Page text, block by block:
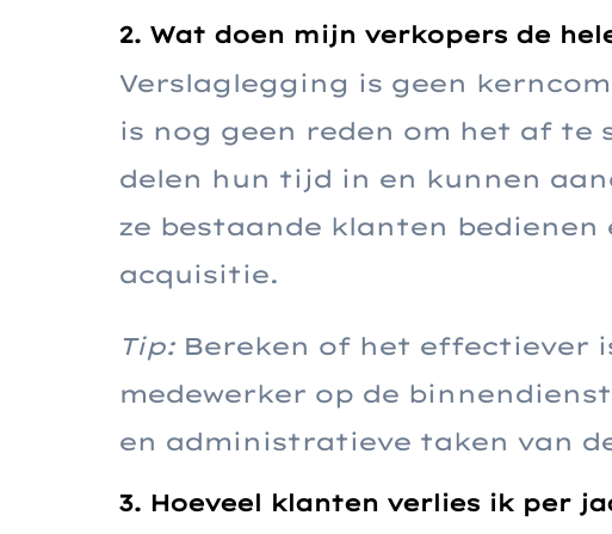
2. Wat doen mijn verkopers de
Verslaglegging is geen
is nog geen reden om het af te
delen hun tijd in en kunnen
ze bestaande klanten bedienen
acquisitie.
Tip: Bereken of het effectiever
medewerker op de
en administratieve taken van
3. Hoeveel klanten verlies ik per